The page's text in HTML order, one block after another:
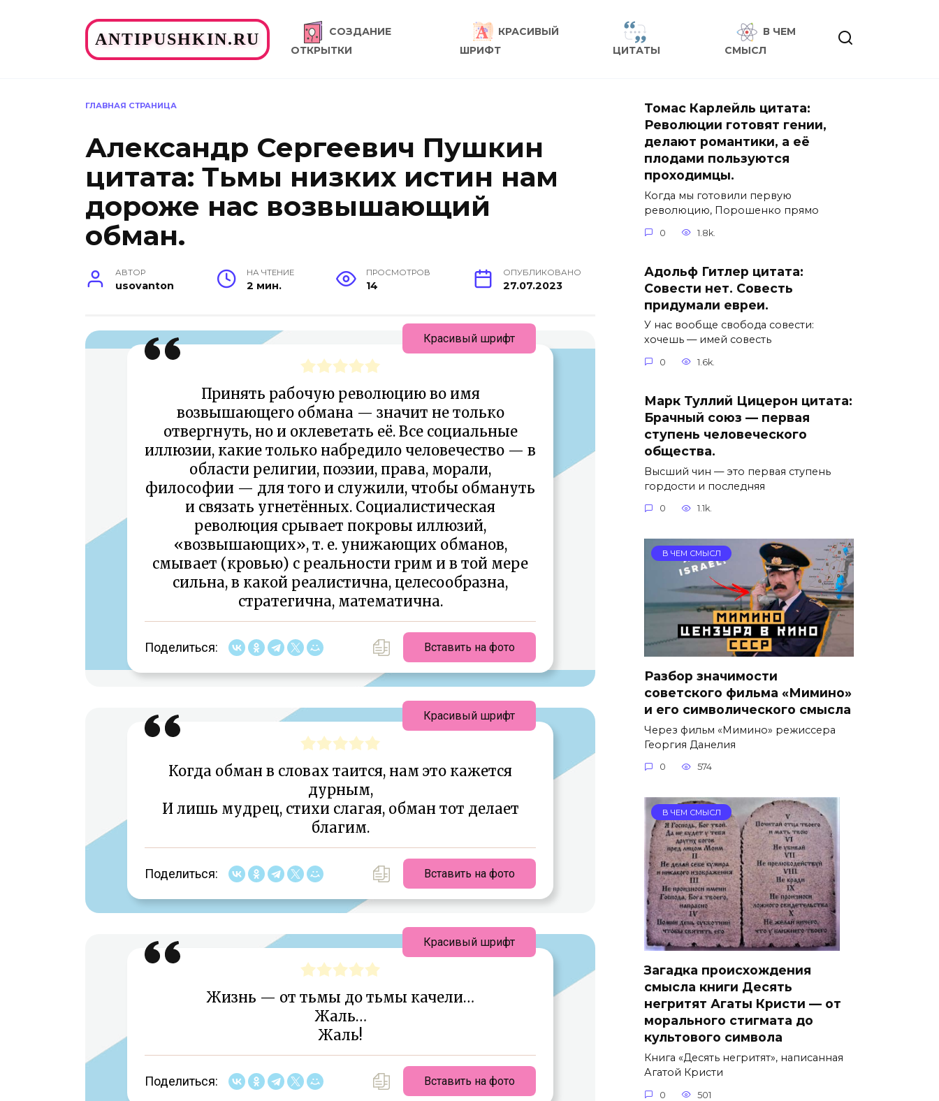
ANTIPUSHKIN.RU
СОЗДАНИЕ
ОТКРЫТКИ
КРАСИВЫЙ
ШРИФТ
ЦИТАТЫ
В ЧЕМ
СМЫСЛ
ГЛАВНАЯ СТРАНИЦА
Александр Сергеевич Пушкин
цитата: Тьмы низких истин нам
дороже нас возвышающий
обман.
АВТОР
usovanton
НА ЧТЕНИЕ
2 мин.
ПРОСМОТРОВ
14
ОПУБЛИКОВАНО
27.07.2023
Принять рабочую революцию во имя
возвышающего обмана — значит не только
отвергнуть, но и оклеветать её. Все социальные
иллюзии, какие только набредило человечество — в
области религии, поэзии, права, морали,
философии — для того и служили, чтобы обмануть
и связать угнетённых. Социалистическая
революция срывает покровы иллюзий,
«возвышающих», т. е. унижающих обманов,
смывает (кровью) с реальности грим и в той мере
сильна, в какой реалистична, целесообразна,
стратегична, математична.
Поделиться: Вставить на фото
Красивый шрифт
Когда обман в словах таится, нам это кажется
дурным,
И лишь мудрец, стихи слагая, обман тот делает
благим.
Поделиться: Вставить на фото
Красивый шрифт
Жизнь — от тьмы до тьмы качели…
Жаль…
Жаль!
Поделиться: Вставить на фото
Красивый шрифт
Томас Карлейль цитата:
Революции готовят гении,
делают романтики, а её
плодами пользуются
проходимцы.
Когда мы готовили первую
революцию, Порошенко прямо
0 1.8k.
Адольф Гитлер цитата:
Совести нет. Совесть
придумали евреи.
У нас вообще свобода совести:
хочешь — имей совесть
0 1.6k.
Марк Туллий Цицерон цитата:
Брачный союз — первая
ступень человеческого
общества.
Высший чин — это первая ступень
гордости и последняя
0 1.1k.
В ЧЕМ СМЫСЛ
Разбор значимости
советского фильма «Мимино»
и его символического смысла
Через фильм «Мимино» режиссера
Георгия Данелия
0 574
В ЧЕМ СМЫСЛ
Загадка происхождения
смысла книги Десять
негритят Агаты Кристи — от
морального стигмата до
культового символа
Книга «Десять негритят», написанная
Агатой Кристи
0 501